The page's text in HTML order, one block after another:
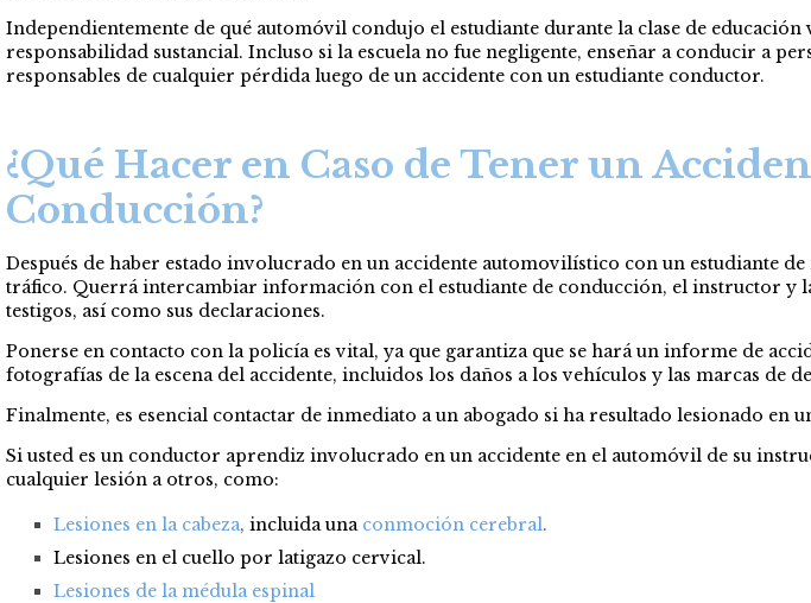
Independientemente de qué automóvil condujo el estudiante durante la clase de
responsabilidad sustancial. Incluso si la escuela no fue negligente, enseñar a conducir a
responsables de cualquier pérdida luego de un accidente con un estudiante conductor.
¿Qué Hacer en Caso de Tener un
Conducción?
Después de haber estado involucrado en un accidente automovilístico con un estudiante
tráfico. Querrá intercambiar información con el estudiante de conducción, el instructor y
testigos, así como sus declaraciones.
Ponerse en contacto con la policía es vital, ya que garantiza que se hará un informe de
fotografías de la escena del accidente, incluidos los daños a los vehículos y las marcas de
Finalmente, es esencial contactar de inmediato a un abogado si ha resultado lesionado en
Si usted es un conductor aprendiz involucrado en un accidente en el automóvil de su
cualquier lesión a otros, como:
Lesiones en la cabeza, incluida una conmoción cerebral .
Lesiones en el cuello por latigazo cervical.
Lesiones de la médula espinal